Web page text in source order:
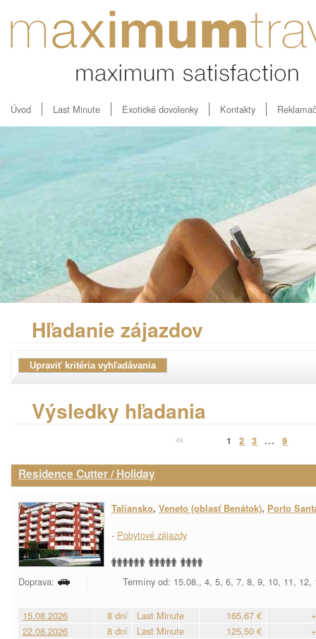
Úvod Last Minute Exotické dovolenky Kontakty
Hľadanie zájazdov
Výsledky hľadania
1 2 3 ...9
Residence Cutter / Holiday
Taliansko, Veneto (oblasť Benátok), Porto
- Pobytové zájazdy
Doprava: Termíny od: 15.08., 4, 5, 6, 7, 8, 9, 10, 11, 12,
15.08.2026 8 dní Last Minute 165,67 €
22.08.2026
8 dní Last Minute 125,50 €